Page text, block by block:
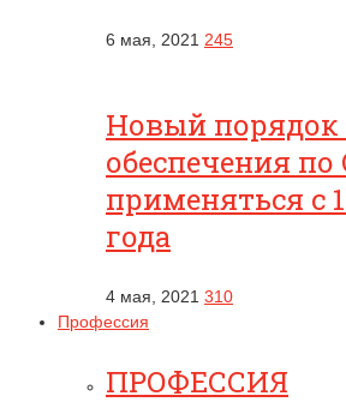
6 мая, 2021 245
Новый
обеспечения
применяться с
года
4 мая, 2021 310
Профессия
ПРОФЕССИЯ